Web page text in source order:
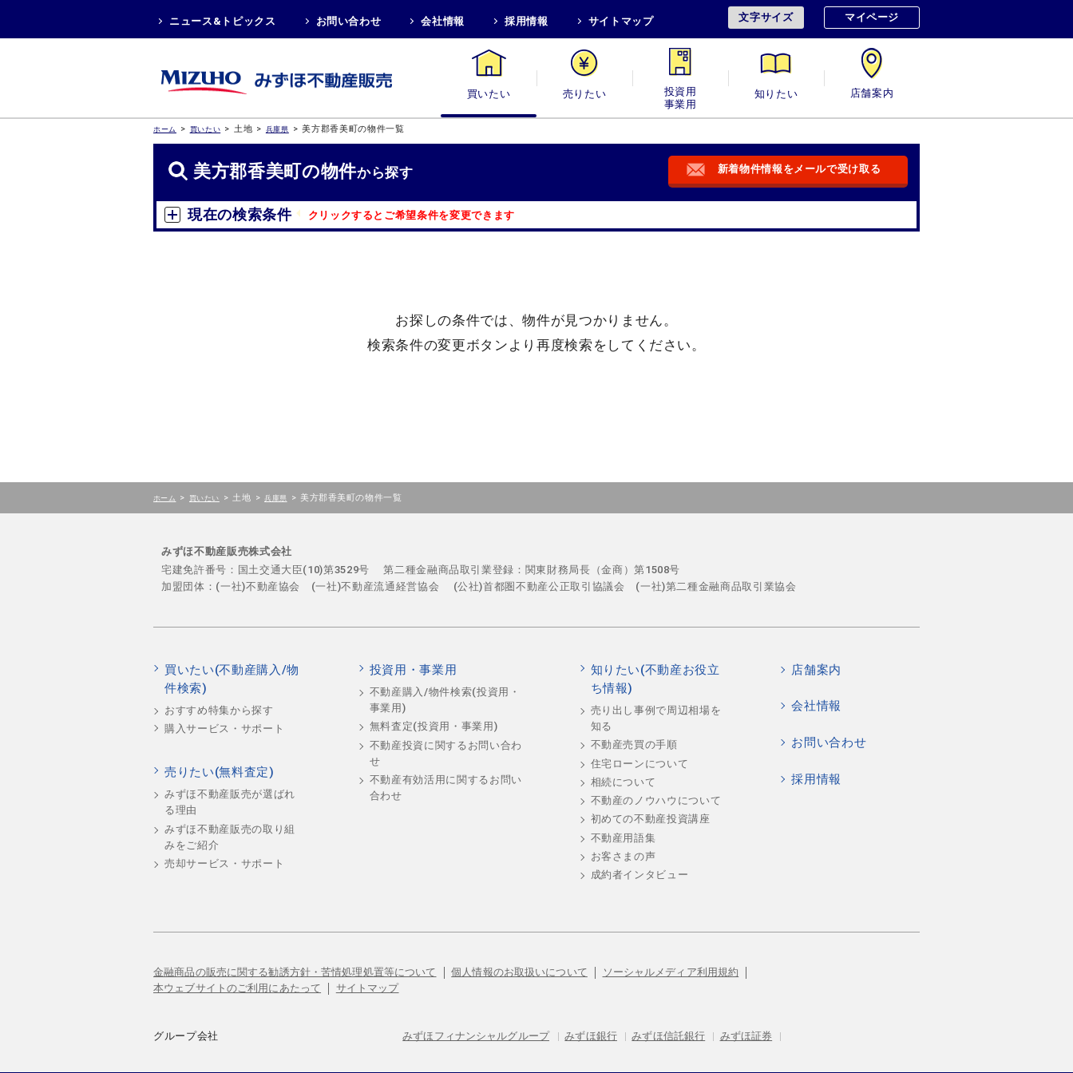
ニュース&トピックス お問い合わせ 会社情報 採用情報 サイトマップ 文字サイズ マイページ
買いたい 売りたい 投資用・事業用 知りたい 店舗案内
ホーム > 買いたい > 土地 > 兵庫県 > 美方郡香美町の物件一覧
美方郡香美町の物件から探す 新着物件情報をメールで受け取る
現在の検索条件 クリックするとご希望条件を変更できます
お探しの条件では、物件が見つかりません。
検索条件の変更ボタンより 再度検索をしてください。
ホーム > 買いたい > 土地 > 兵庫県 > 美方郡香美町の物件一覧
みずほ不動産販売株式会社
宅建免許番号：国土交通大臣(10)第3529号
第二種金融商品取引業登録：関東財務局長（金商）第1508号
加盟団体：(一社)不動産協会 (一社)不動産流通経営協会
(公社)首都圏不動産公正取引協議会 (一社)第二種金融商品取引業協会
買いたい(不動産購入/物
件検索)
おすすめ特集から探す
購入サービス・サポート
売りたい(無料査定)
みずほ不動産販売が選ばれ
る理由
みずほ不動産販売の取り組
みをご紹介
売却サービス・サポート
投資用・事業用
不動産購入/物件検索(投資用・
事業用)
無料査定(投資用・事業用)
不動産投資に関するお問い合わ
せ
不動産有効活用に関するお問い
合わせ
知りたい(不動産お役立
ち情報)
売り出し事例で周辺相場を
知る
不動産売買の手順
住宅ローンについて
相続について
不動産のノウハウについて
初めての不動産投資講座
不動産用語集
お客さまの声
成約者インタビュー
店舗案内
会社情報
お問い合わせ
採用情報
金融商品の販売に関する勧誘方針・苦情処理処置等について 個人情報のお取扱いについて
ソーシャルメディア利用規約
本ウェブサイトのご利用にあたって
サイトマップ
グループ会社 みずほフィナンシャルグループ | みずほ銀行 | みずほ信託銀行 | みずほ証券 |